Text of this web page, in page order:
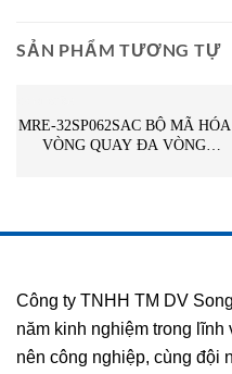
SẢN PHẨM TƯƠNG TỰ
MRE-32SP062SAC BỘ MÃ HÓA
VÒNG QUAY ĐA VÒNG
Công ty TNHH TM DV
năm kinh nghiệm trong
nên công nghiệp, cùng đội